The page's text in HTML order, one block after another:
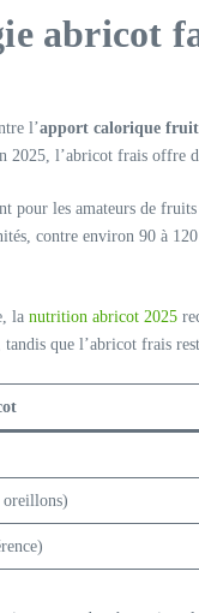
abricot
l’apport calorique fruit
2025, l’abricot frais offre
pour les amateurs de
contre environ 90 à
la nutrition abricot 2025
tandis que l’abricot frais
oreillons)